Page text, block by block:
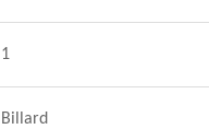
1
Billard